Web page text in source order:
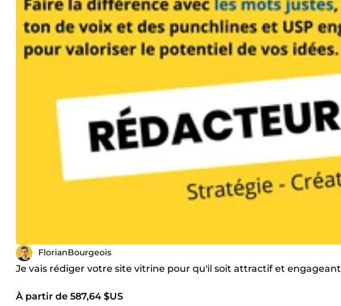
FlorianBourgeois
Je vais rédiger votre site vitrine pour qu'il soit attractif et engageant
À partir de 587,64 $US